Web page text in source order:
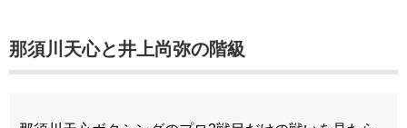
那須川天心と井上尚弥の階級